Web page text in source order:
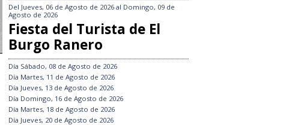
Del Jueves, 06 de Agosto de 2026 al Domingo, 09 de
Agosto de 2026
Fiesta del Turista de El
Burgo Ranero
Día Sábado, 08 de Agosto de 2026
Día Martes, 11 de Agosto de 2026
Día Jueves, 13 de Agosto de 2026
Día Domingo, 16 de Agosto de 2026
Día Martes, 18 de Agosto de 2026
Día Jueves, 20 de Agosto de 2026